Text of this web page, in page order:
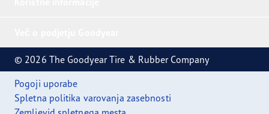
© 2026 The Goodyear Tire & Rubber Company
Pogoji uporabe
Spletna politika varovanja zasebnosti